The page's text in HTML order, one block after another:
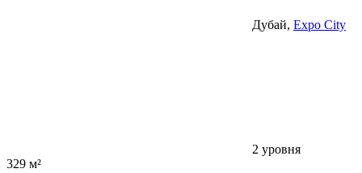
Дубай, Expo City
2 уровня
329 м²